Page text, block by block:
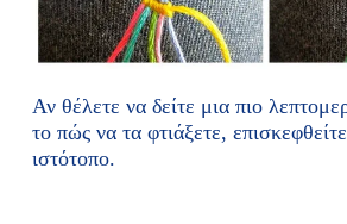
Αν θέλετε να δείτε μια πιο
το πώς να τα φτιάξετε,
ιστότοπο.